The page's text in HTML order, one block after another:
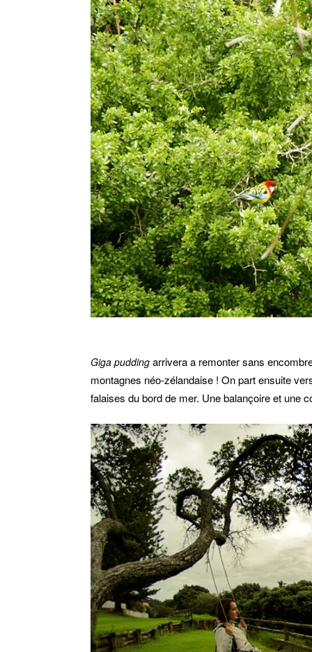
Giga pudding arrivera a remonter sans
montagnes néo-zélandaise ! On part ensuite
falaises du bord de mer. Une balançoire et une